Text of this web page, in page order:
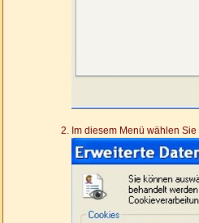
Im diesem Menü wählen Sie